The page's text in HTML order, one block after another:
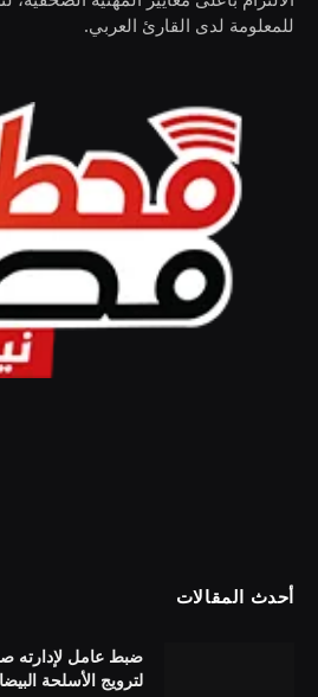
للمعلومة لدى القارئ العربي.
أحدث المقالات
ضبط عامل لإدارته
لترويج الأسلحة